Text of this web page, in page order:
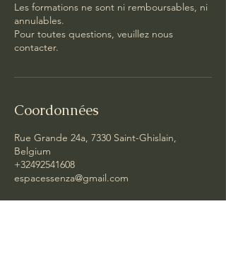
Les formations ne sont ni remboursables, ni
annulables.
Pour toutes questions, veuillez nous
contacter.
Coordonnées
Rue Grande 24a, 7330 Saint-Ghislain,
Belgium
+32492541608
espacessenza@gmail.com